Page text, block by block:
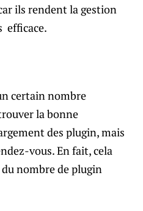
ils rendent la gestion
efficace.
certain nombre
la bonne
des plugin, mais
vous. En fait, cela
nombre de plugin